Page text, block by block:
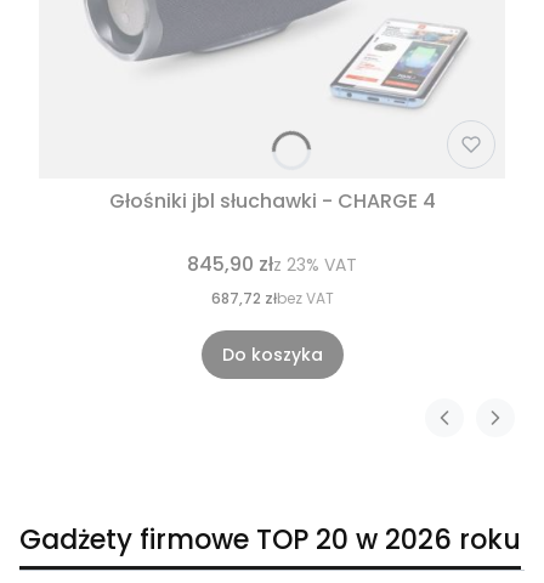
Głośniki jbl słuchawki - CHARGE 4
845,90 złz 23% VAT
687,72 złbez VAT
Do koszyka
Gadżety firmowe TOP 20 w 2026 roku